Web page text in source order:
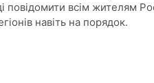
повідомити всім жителям
навіть на порядок.